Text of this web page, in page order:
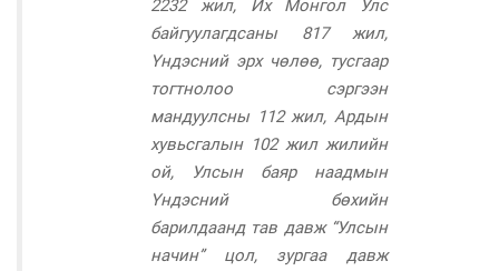
2232 жил, Их Монгол Улс
байгуулагдсаны 817 жил,
Үндэсний эрх чөлөө, тусгаар
тогтнолоо сэргээн
мандуулсны 112 жил, Ардын
хувьсгалын 102 жил жилийн
ой, Улсын баяр наадмын
Үндэсний бөхийн
барилдаанд тав давж “Улсын
начин” цол, зургаа давж